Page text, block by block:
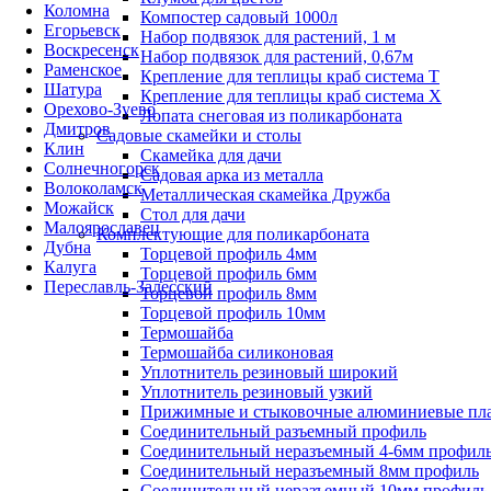
Коломна
Егорьевск
Воскресенск
Раменское
Шатура
Орехово-Зуево
Дмитров
Клин
Солнечногорск
Волоколамск
Можайск
Малоярославец
Дубна
Калуга
Переславль-Залесский
Компостер садовый 1000л
Набор подвязок для растений, 1 м
Набор подвязок для растений, 0,67м
Крепление для теплицы краб система Т
Крепление для теплицы краб система Х
Лопата снеговая из поликарбоната
Садовые скамейки и столы
Скамейка для дачи
Садовая арка из металла
Металлическая скамейка Дружба
Стол для дачи
Комплектующие для поликарбоната
Торцевой профиль 4мм
Торцевой профиль 6мм
Торцевой профиль 8мм
Торцевой профиль 10мм
Термошайба
Термошайба силиконовая
Уплотнитель резиновый широкий
Уплотнитель резиновый узкий
Прижимные и стыковочные алюминиевые
Соединительный разъемный профиль
Соединительный неразъемный 4-6мм
Соединительный неразъемный 8мм профиль